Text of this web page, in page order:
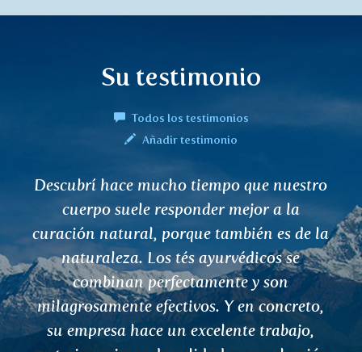
Su testimonio
Todos los testimonios
Añadir testimonio
Hola, Tengo muy buenas experiencias
los efectos y calidad de vuestros tés,
especialmente con ASHWAGANDA.
Roman Mrůzek